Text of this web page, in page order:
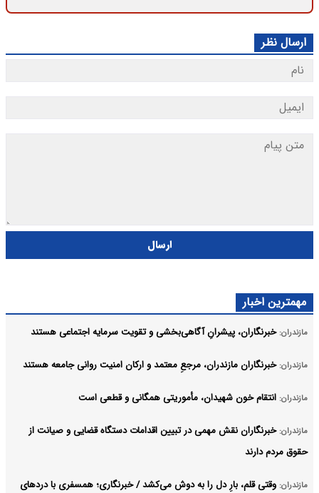
ارسال نظر
ارسال
مهمترین اخبار
مازندران: خبرنگاران، پیشرانِ آگاهی‌بخشی و تقویت سرمایه اجتماعی هستند
مازندران: خبرنگاران مازندران، مرجعِ معتمد و ارکان امنیت روانی جامعه هستند
مازندران: انتقام خون شهیدان، مأموریتی همگانی و قطعی است
مازندران: خبرنگاران نقش مهمی در تبیین اقدامات دستگاه قضایی و صیانت از
حقوق مردم دارند
مازندران: وقتی قلم، بارِ دل را به دوش می‌کشد / خبرنگاری؛ همسفری با دردهای